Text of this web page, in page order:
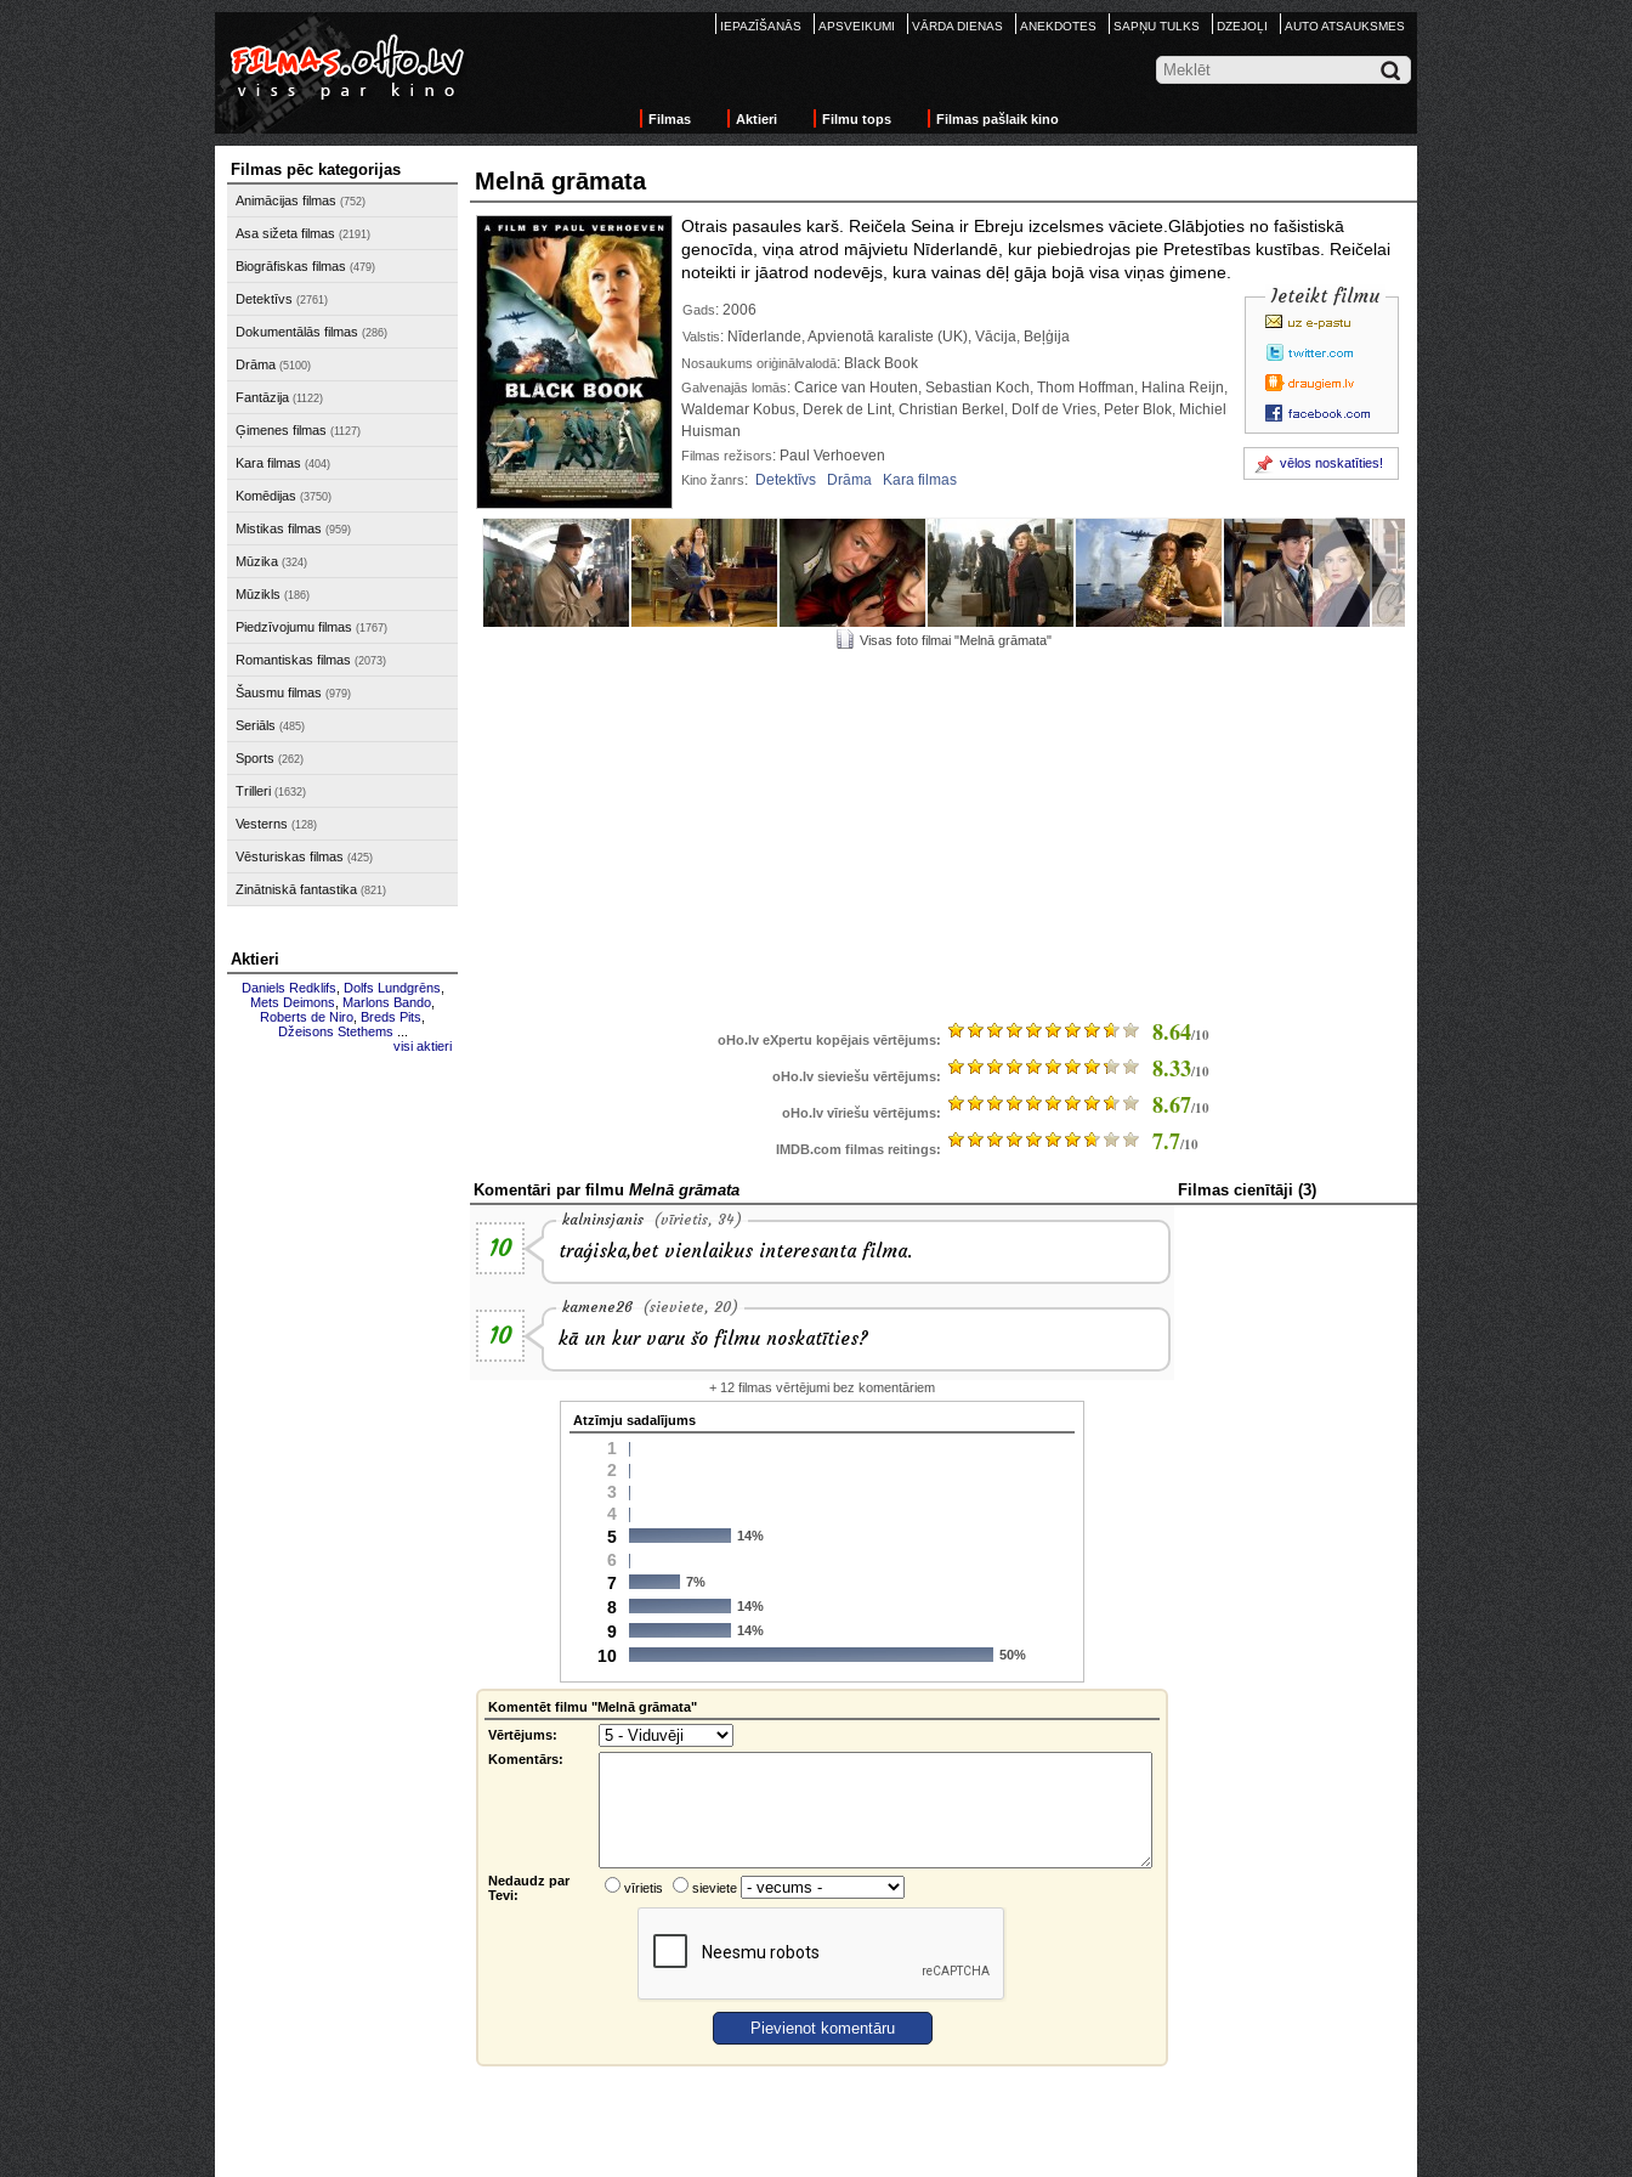
IEPAZĪŠANĀS APSVEIKUMI VĀRDA DIENAS ANEKDOTES SAPŅU TULKS DZEJOĻI AUTO ATSAUKSMES
Filmas Aktieri Filmu tops Filmas pašlaik kino
Filmas pēc kategorijas
Animācijas filmas (752)
Asa sižeta filmas (2191)
Biogrāfiskas filmas (479)
Detektīvs (2761)
Dokumentālās filmas (286)
Drāma (5100)
Fantāzija (1122)
Ģimenes filmas (1127)
Kara filmas (404)
Komēdijas (3750)
Mistikas filmas (959)
Mūzika (324)
Mūzikls (186)
Piedzīvojumu filmas (1767)
Romantiskas filmas (2073)
Šausmu filmas (979)
Seriāls (485)
Sports (262)
Trilleri (1632)
Vesterns (128)
Vēsturiskas filmas (425)
Zinātniskā fantastika (821)
Aktieri
Daniels Redklifs Dolfs Lundgrēns
Mets Deimons Marlons Bando
Roberts de Niro Breds Pits
Džeisons Stethems
visi aktieri
Melnā grāmata
Otrais pasaules karš. Reičela Seina ir Ebreju izcelsmes vāciete.Glābjoties no fašistiskā
genocīda, viņa atrod mājvietu Nīderlandē, kur piebiedrojas pie Pretestības kustības. Reičelai
noteikti ir jāatrod nodevējs, kura vainas dēļ gāja bojā visa viņas ģimene.
Ieteikt filmu
vēlos noskatīties!
Gads: 2006
Valstis: Nīderlande, Apvienotā karaliste (UK), Vācija, Beļģija
Nosaukums oriģinālvalodā: Black Book
Galvenajās lomās: Carice van Houten, Sebastian Koch, Thom Hoffman, Halina Reijn,
Waldemar Kobus, Derek de Lint, Christian Berkel, Dolf de Vries, Peter Blok, Michiel
Huisman
Filmas režisors: Paul Verhoeven
Kino žanrs: Detektīvs Drāma Kara filmas
Visas foto filmai "Melnā grāmata"
oHo.lv eXpertu kopējais vērtējums: 8.64/10
oHo.lv sieviešu vērtējums: 8.33/10
oHo.lv vīriešu vērtējums: 8.67/10
IMDB.com filmas reitings: 7.7/10
Komentāri par filmu Melnā grāmata
10
kalninsjanis (vīrietis, 34)
traģiska,bet vienlaikus interesanta filma.
10
kamene26 (sieviete, 20)
kā un kur varu šo filmu noskatīties?
+ 12 filmas vērtējumi bez komentāriem
Atzīmju sadalījums
1
2
3
4
5
14%
6
7
7%
8 14%
9 14%
10 50%
Komentēt filmu "Melnā grāmata"
Vērtējums:
Komentārs:
Nedaudz par
Tevi:
vīrietis sieviete
Filmas cienītāji (3)